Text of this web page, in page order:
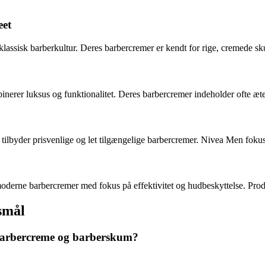
barberkultur. Deres barbercremer er kendt for rige, cremede
luksus og funktionalitet. Deres barbercremer indeholder ofte
tilbyder prisvenlige og let tilgængelige barbercremer. Nivea Men
barbercremer med fokus på effektivitet og hudbeskyttelse.
og barberskum?